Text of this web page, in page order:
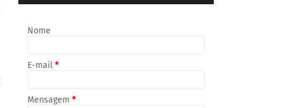
Nome
E-mail *
Mensagem *